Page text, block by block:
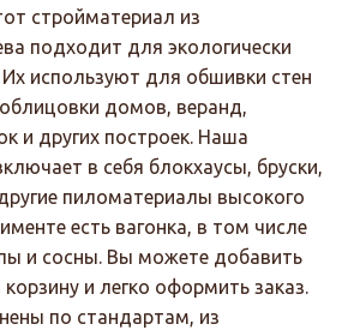
стройматериал из
подходит для экологически
Их используют для обшивки стен
домов, веранд,
и других построек. Наша
в себя блокхаусы, бруски,
пиломатериалы высокого
есть вагонка, в том числе
и сосны. Вы можете добавить
и легко оформить заказ.
по стандартам, из